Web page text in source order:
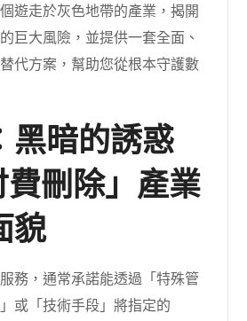
遊走於灰色地帶的產業，揭開
巨大風險，並提供一套全面、
代方案，幫助您從根本守護數
黑暗的誘惑
刪除」產業
貌
務，通常承諾能透過「特殊管
或「技術手段」將指定的